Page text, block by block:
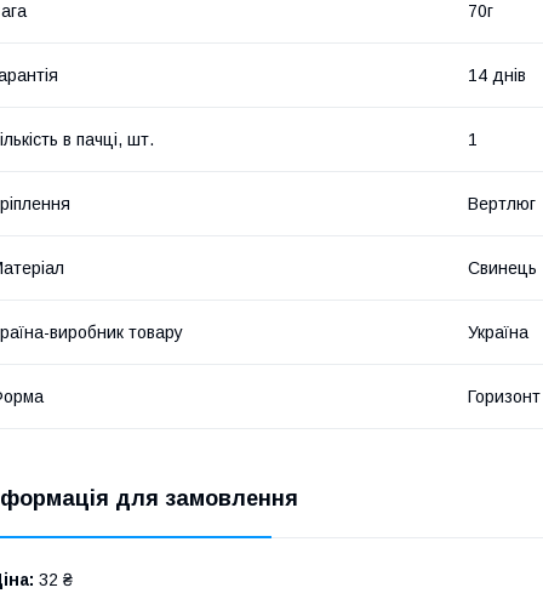
70г
14 днів
в пачці, шт. 1
Вертлюг
Свинець
виробник товару Україна
Горизонт
для замовлення
32 ₴